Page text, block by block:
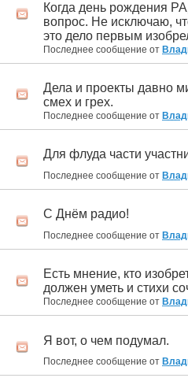
Когда день рождения
вопрос. Не исключаю,
это дело первым
Последнее сообщение от
Дела и проекты давно
смех и грех.
Последнее сообщение от
Для флуда части
Последнее сообщение от
С Днём радио!
Последнее сообщение от
Есть мнение, кто
должен уметь и стихи
Последнее сообщение от
Я вот, о чем подумал.
Последнее сообщение от